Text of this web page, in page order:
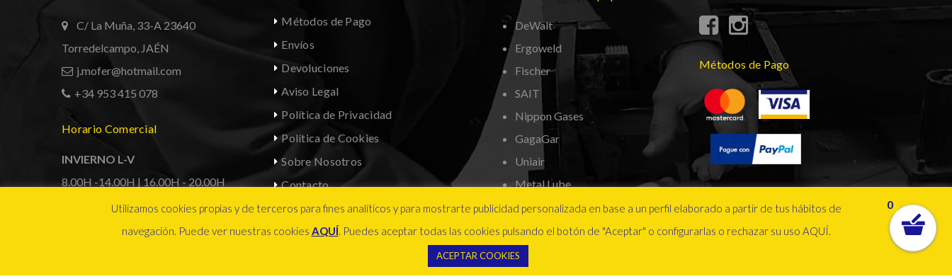
C/ La Muña, 33-A 23640
Torredelcampo, JAÉN
j.mofer@hotmail.com
+34 953 415 078
Horario Comercial
INVIERNO L-V
8.00H -14.00H | 16.00H - 20.00H
VERANO L-V
8.00H -14.00H | 16.30H - 20.30H
Métodos de Pago
Envíos
Devoluciones
Aviso Legal
Política de Privacidad
Política de Cookies
Sobre Nosotros
Contacto
Mi Cuenta
DeWalt
Ergoweld
Fischer
SAIT
Nippon Gases
GagaGar
Uniair
Metal Lube
Métodos de Pago
Utilizamos cookies propias y de terceros para fines analíticos y para mostrarte publicidad personalizada en base a un perfil elaborado a partir de tus hábitos de
navegación. Puede ver nuestras cookies AQUÍ. Puedes aceptar todas las cookies pulsando el botón de "Aceptar" o configurarlas o rechazar su uso AQUÍ.
ACEPTAR COOKIES
0
¿Necesitas ayuda?